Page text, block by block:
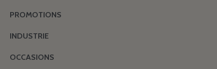
PROMOTIONS
INDUSTRIE
OCCASIONS